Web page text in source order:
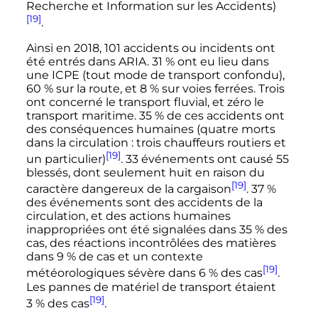
Recherche et Information sur les Accidents)
[19].
Ainsi en 2018, 101 accidents ou incidents ont
été entrés dans ARIA. 31 % ont eu lieu dans
une ICPE (tout mode de transport confondu),
60 % sur la route, et 8 % sur voies ferrées. Trois
ont concerné le transport fluvial, et zéro le
transport maritime. 35 % de ces accidents ont
des conséquences humaines (quatre morts
dans la circulation : trois chauffeurs routiers et
un particulier)[19]. 33 événementsont causé 55
blessés, dont seulement huit en raison du
caractère dangereux de la cargaison[19]. 37 %
des événements sont des accidents de la
circulation, et des actions humaines
inappropriées ont été signalées dans 35 % des
cas, des réactions incontrôlées des matières
dans 9 % de cas et un contexte
météorologiques sévère dans 6 % des cas[19].
Les pannes de matériel de transport étaient
3 % des cas[19].